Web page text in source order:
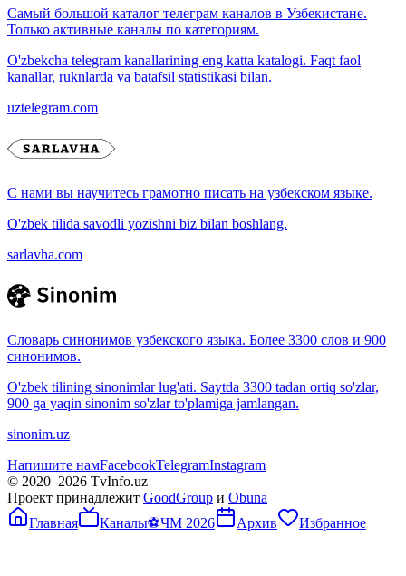
Самый большой каталог телеграм каналов в Узбекистане.
Только активные каналы по категориям.
O'zbekcha telegram kanallarining eng katta katalogi. Faqt faol
kanallar, ruknlarda va batafsil statistikasi bilan.
uztelegram.com
С нами вы научитесь грамотно писать на узбекском языке.
O'zbek tilida savodli yozishni biz bilan boshlang.
sarlavha.com
Словарь синонимов узбекского языка. Более 3300 слов и 900
синонимов.
O'zbek tilining sinonimlar lug'ati. Saytda 3300 tadan ortiq so'zlar,
900 ga yaqin sinonim so'zlar to'plamiga jamlangan.
sinonim.uz
Напишите намFacebookTelegramInstagram
© 2020–2026 TvInfo.uz
Проект принадлежит GoodGroup и Obuna
Главная
Каналы⚽ЧМ 2026 Архив Избранное